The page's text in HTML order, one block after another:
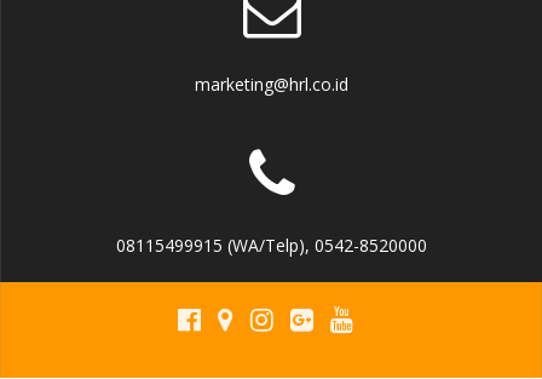
marketing@hrl.co.id
08115499915 (WA/Telp), 0542-8520000